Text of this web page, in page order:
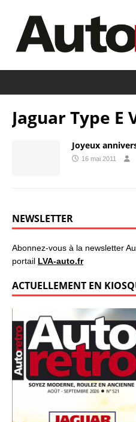
Jaguar Type E
Joyeux
16 mai 2011
NEWSLETTER
Abonnez-vous à la newsletter
portail LVA-auto.fr
ACTUELLEMENT EN